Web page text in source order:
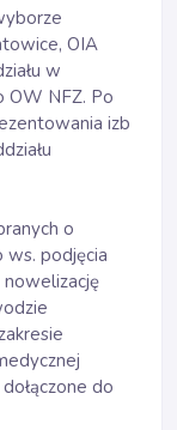
OIA
w
OW NFZ. Po
izb
o
podjęcia
nowelizację
do